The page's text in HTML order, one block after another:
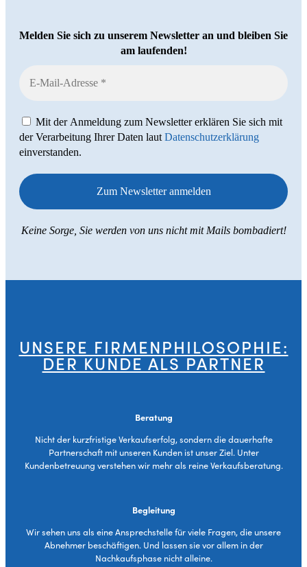
Melden Sie sich zu unserem Newsletter an und bleiben Sie
am laufenden!
Mit der Anmeldung zum Newsletter erklären Sie sich mit
der Verarbeitung Ihrer Daten laut Datenschutzerklärung
einverstanden.
Keine Sorge, Sie werden von uns nicht mit Mails bombadiert!
UNSERE FIRMENPHILOSOPHIE:
DER KUNDE ALS PARTNER
Beratung
Nicht der kurzfristige Verkaufserfolg, sondern die dauerhafte
Partnerschaft mit unseren Kunden ist unser Ziel. Unter
Kundenbetreuung verstehen wir mehr als reine Verkaufsberatung.
Begleitung
Wir sehen uns als eine Ansprechstelle für viele Fragen, die unsere
Abnehmer beschäftigen. Und lassen sie vor allem in der
Nachkaufsphase nicht alleine.